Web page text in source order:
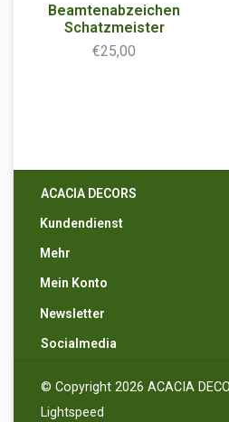
Beamtenabzeichen
Schatzmeister
€25,00
ACACIA DECORS
Kundendienst
Mehr
Mein Konto
Newsletter
Socialmedia
© Copyright 2026 ACACIA
Lightspeed